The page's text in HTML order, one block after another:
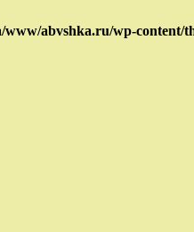
abvshka.ru/wp-content/